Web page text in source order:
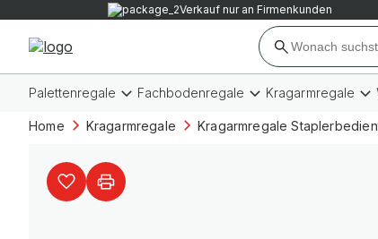
Verkauf nur an Firmenkunden
Palettenregale Fachbodenregale Kragarmregale
Home Kragarmregale Kragarmregale